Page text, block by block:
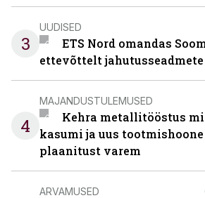
3
UUDISED
ETS Nord omandas
ettevõttelt
4
MAJANDUSTULEMUSED
Kehra metallitööstus
kasumi ja uus
plaanitust varem
ARVAMUSED